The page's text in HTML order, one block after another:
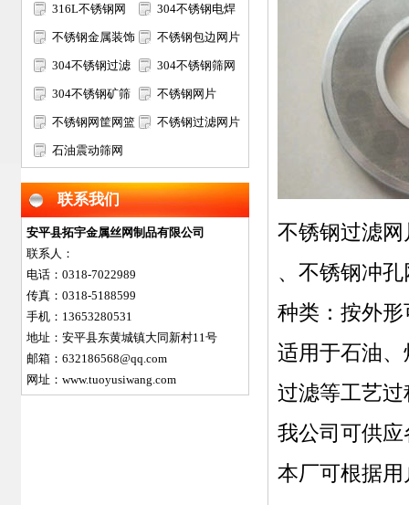
316L不锈钢网 304不锈钢电焊
网
不锈钢金属装饰
网
不锈钢包边网片
304不锈钢过滤
网筒
304不锈钢筛网
304不锈钢矿筛
网
不锈钢网片
不锈钢网筐网篮 不锈钢过滤网片
石油震动筛网
联系我们
安平县拓宇金属丝网制品有限公司
联系人：
电话：0318-7022989
传真：0318-5188599
手机：13653280531
地址：安平县东黄城镇大同新村11号
邮箱：632186568@qq.com
网址：www.tuoyusiwang.com
不锈钢过滤网
、不锈钢冲
种类：按外
适用于石油
过滤等工艺
我公司可供
本厂可根据